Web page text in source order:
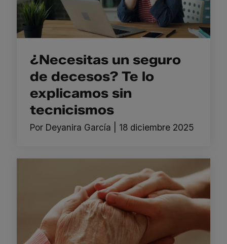
¿Necesitas un seguro
de decesos? Te lo
explicamos sin
tecnicismos
Por Deyanira García 18 diciembre 2025